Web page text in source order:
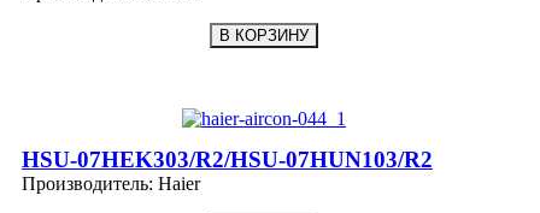
HSU-07HEK303/R2/HSU-07HUN103/R2
Производитель: Haier